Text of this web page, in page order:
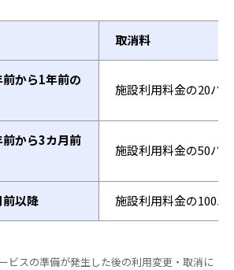
取消料
から1年前の
施設利用料金の20パ
から3カ月前
施設利用料金の50パ
以降 施設利用料金の100パ
ービスの準備が発生した後の利用変更・取消に